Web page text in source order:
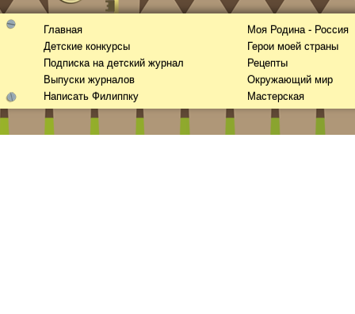
Главная
Детские конкурсы
Подписка на детский журнал
Выпуски журналов
Написать Филиппку
Моя Родина - Россия
Герои моей страны
Рецепты
Окружающий мир
Мастерская